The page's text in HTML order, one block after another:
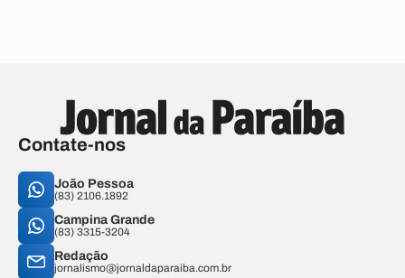
Contate-nos
João Pessoa
(83) 2106.1892
Campina Grande
(83) 3315-3204
Redação
jornalismo@jornaldaparaiba.com.br